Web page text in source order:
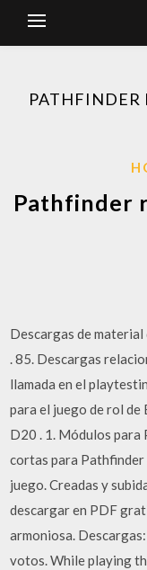
PATHFINDER
Pathfinder
Descargas de
. 85. Descargas
llamada en el
para el juego de rol de
D20 . 1. Módulos para
cortas para Pathfinder
juego. Creadas y
descargar en PDF
armoniosa.
votos. While playing